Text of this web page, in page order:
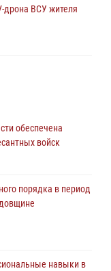
дрона ВСУ жителя
в краже
милиции в
обеспечена
войск
порядка в период
навыки в